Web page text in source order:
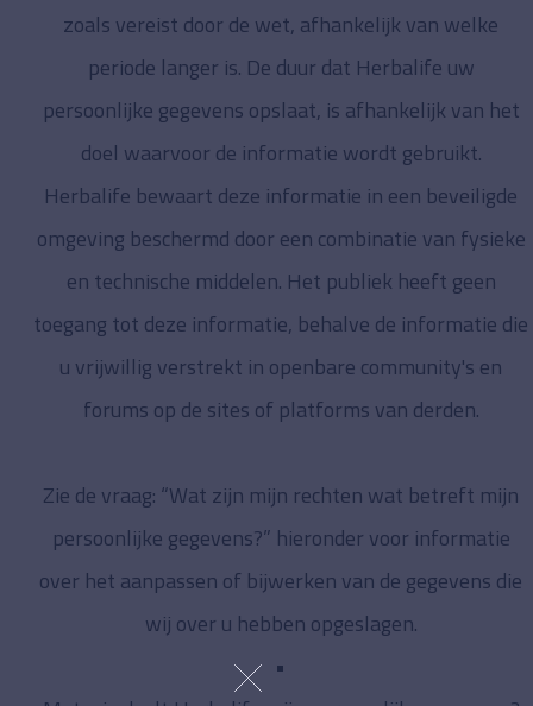
zoals vereist door de wet, afhankelijk van welke
periode langer is. De duur dat Herbalife uw
persoonlijke gegevens opslaat, is afhankelijk van het
doel waarvoor de informatie wordt gebruikt.
Herbalife bewaart deze informatie in een beveiligde
omgeving beschermd door een combinatie van fysieke
en technische middelen. Het publiek heeft geen
toegang tot deze informatie, behalve de informatie die
u vrijwillig verstrekt in openbare community's en
forums op de sites of platforms van derden.
Zie de vraag: “Wat zijn mijn rechten wat betreft mijn
persoonlijke gegevens?” hieronder voor informatie
over het aanpassen of bijwerken van de gegevens die
wij over u hebben opgeslagen.